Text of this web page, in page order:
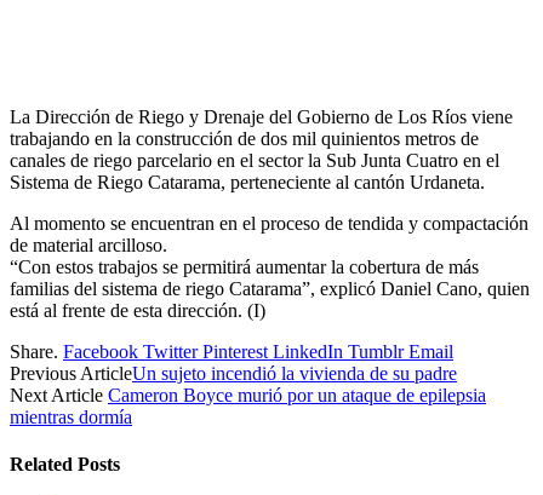
La Dirección de Riego y Drenaje del Gobierno de Los Ríos viene
trabajando en la construcción de dos mil quinientos metros de
canales de riego parcelario en el sector la Sub Junta Cuatro en el
Sistema de Riego Catarama, perteneciente al cantón Urdaneta.
Al momento se encuentran en el proceso de tendida y compactación
de material arcilloso.
“Con estos trabajos se permitirá aumentar la cobertura de más
familias del sistema de riego Catarama”, explicó Daniel Cano, quien
está al frente de esta dirección. (I)
Share. Facebook Twitter Pinterest LinkedIn Tumblr Email
Previous ArticleUn sujeto incendió la vivienda de su padre
Next Article Cameron Boyce murió por un ataque de epilepsia
mientras dormía
Related Posts